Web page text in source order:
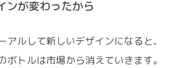
ンが変わったから
アルして新しいデザインになると、
ボトルは市場から消えていきます。